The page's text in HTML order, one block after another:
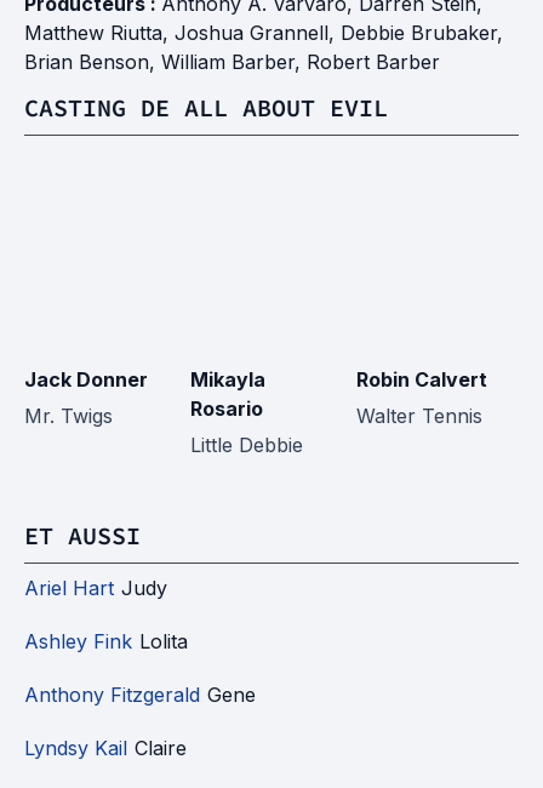
Matthew Riutta, Joshua Grannell, Debbie Brubaker,
Brian Benson, William Barber, Robert Barber
CASTING DE ALL ABOUT EVIL
Jack Donner
Mr. Twigs
Mikayla
Rosario
Little Debbie
Robin Calvert
Walter Tennis
ET AUSSI
Ariel Hart Judy
Ashley Fink Lolita
Anthony Fitzgerald Gene
Lyndsy Kail Claire